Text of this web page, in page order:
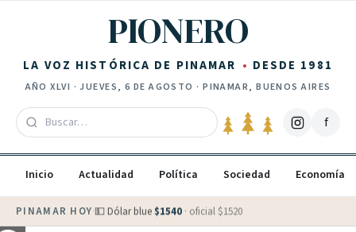
PIONERO
LA VOZ HISTÓRICA DE PINAMAR DESDE 1981
AÑOXLVI ·JUEVES, 6 DE AGOSTO · PINAMAR, BUENOS AIRES
f
Inicio Actualidad Política Sociedad Economía
PINAMAR HOY·💵 Dólar blue $1540 · oficial $1520